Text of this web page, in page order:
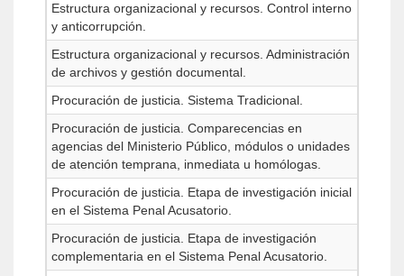
Estructura organizacional y recursos. Control interno
y anticorrupción.
Estructura organizacional y recursos. Administración
de archivos y gestión documental.
Procuración de justicia. Sistema Tradicional.
Procuración de justicia. Comparecencias en
agencias del Ministerio Público, módulos o unidades
de atención temprana, inmediata u homólogas.
Procuración de justicia. Etapa de investigación inicial
en el Sistema Penal Acusatorio.
Procuración de justicia. Etapa de investigación
complementaria en el Sistema Penal Acusatorio.